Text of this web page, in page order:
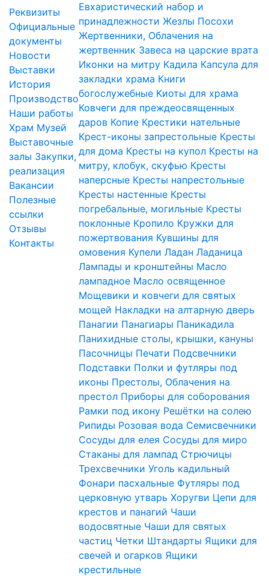
Реквизиты
Официальные
документы
Новости
Выставки
История
Производство
Наши работы
Храм Музей
Выставочные
залы Закупки,
реализация
Вакансии
Полезные
ссылки
Отзывы
Контакты
Евхаристический набор и
принадлежности Жезлы Посохи
Жертвенники, Облачения на
жертвенник Завеса на царские врата
Иконки на митру Кадила Капсула для
закладки храма Книги
богослужебные Киоты для храма
Ковчеги для преждеосвященных
даров Копие Крестики нательные
Крест-иконы запрестольные Кресты
для дома Кресты на купол Кресты на
митру, клобук, скуфью Кресты
наперсные Кресты напрестольные
Кресты настенные Кресты
погребальные, могильные Кресты
поклонные Кропило Кружки для
пожертвования Кувшины для
омовения Купели Ладан Ладаница
Лампады и кронштейны Масло
лампадное Масло освященное
Мощевики и ковчеги для святых
мощей Накладки на алтарную дверь
Панагии Панагиары Паникадила
Панихидные столы, крышки, кануны
Пасочницы Печати Подсвечники
Подставки Полки и футляры под
иконы Престолы, Облачения на
престол Приборы для соборования
Рамки под икону Решётки на солею
Рипиды Розовая вода Семисвечники
Сосуды для елея Сосуды для миро
Стаканы для лампад Стрючицы
Трехсвечники Уголь кадильный
Фонари пасхальные Футляры под
церковную утварь Хоругви Цепи для
крестов и панагий Чаши
водосвятные Чаши для святых
частиц Четки Штандарты Ящики для
свечей и огарков Ящики
крестильные